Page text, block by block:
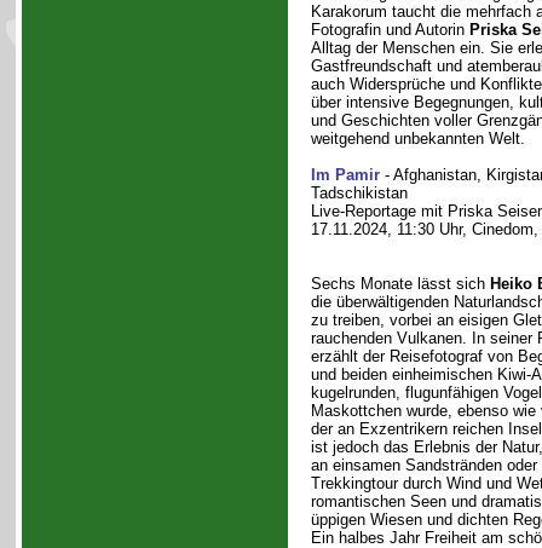
Karakorum taucht die mehrfach
Fotografin und Autorin Priska
Alltag der Menschen ein. Sie
Gastfreundschaft und
auch Widersprüche und
über intensive Begegnungen,
und Geschichten voller
weitgehend unbekannten Welt.
Im Pamir- Afghanistan,
Tadschikistan
Live-Reportage mit Priska
17.11.2024, 11:30 Uhr,
Sechs Monate lässt sich Heiko
die überwältigenden
zu treiben, vorbei an eisigen
rauchenden Vulkanen. In seiner
erzählt der Reisefotograf von
und beiden einheimischen Kiwi-
kugelrunden, flugunfähigen
Maskottchen wurde, ebenso
der an Exzentrikern reichen
ist jedoch das Erlebnis der
an einsamen Sandstränden
Trekkingtour durch Wind und
romantischen Seen und
üppigen Wiesen und dichten
Ein halbes Jahr Freiheit am